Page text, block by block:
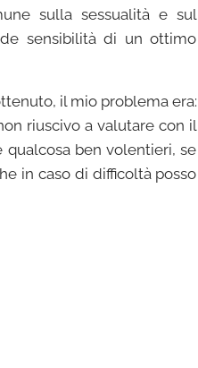
sulla sessualità e sul
sensibilità di un ottimo
il mio problema era:
riuscivo a valutare con il
qualcosa ben volentieri, se
in caso di difficoltà posso